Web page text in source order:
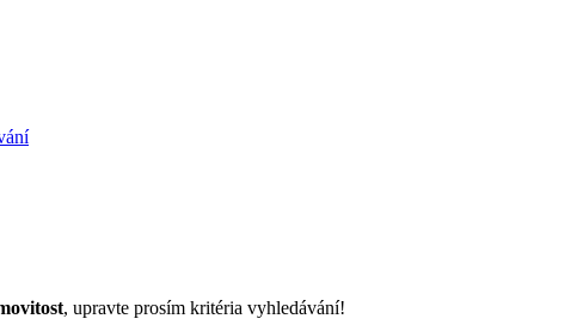
, upravte prosím kritéria vyhledávání!